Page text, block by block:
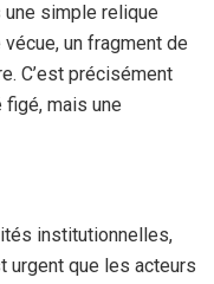
une simple relique
un fragment de
C’est précisément
figé, mais une
institutionnelles,
urgent que les acteurs